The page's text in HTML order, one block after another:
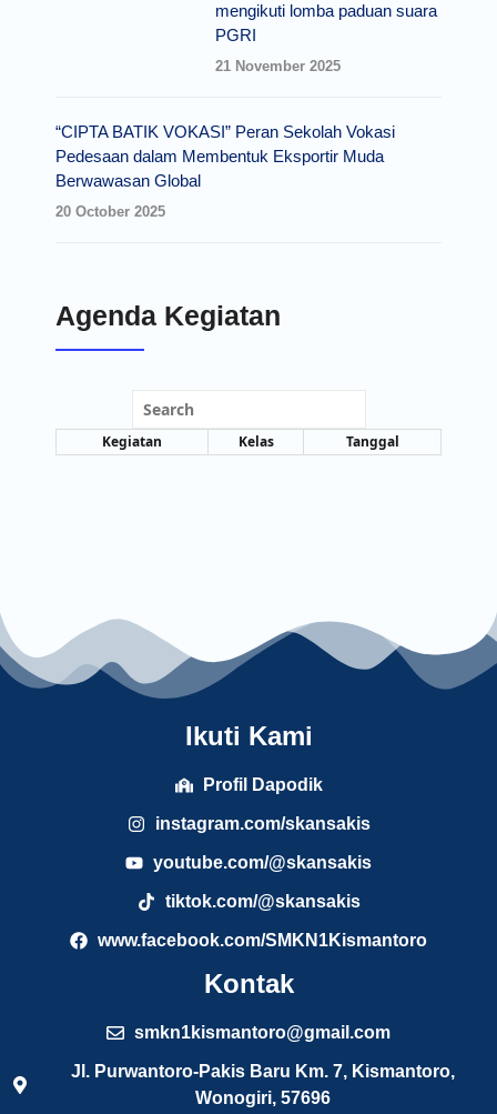
mengikuti lomba paduan suara
PGRI
21 November 2025
“CIPTA BATIK VOKASI” Peran Sekolah Vokasi
Pedesaan dalam Membentuk Eksportir Muda
Berwawasan Global
20 October 2025
Agenda Kegiatan
Search
Kegiatan Kelas Tanggal
Ikuti Kami
Profil Dapodik
instagram.com/skansakis
youtube.com/@skansakis
tiktok.com/@skansakis
www.facebook.com/SMKN1Kismantoro
Kontak
smkn1kismantoro@gmail.com
Jl. Purwantoro-Pakis Baru Km. 7, Kismantoro,
Wonogiri, 57696